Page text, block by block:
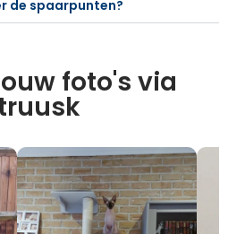
de spaarpunten?
foto's via